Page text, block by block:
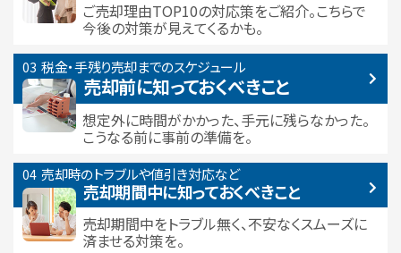
ご売却理由TOP10の対応策をご紹介。こちらで
今後の対策が見えてくるかも。
税金・手残り売却までのスケジュール
売却前に知っておくべきこと
想定外に時間がかかった、手元に残らなかった。
こうなる前に事前の準備を。
売却時のトラブルや値引き対応など
売却期間中に知っておくべきこと
売却期間中をトラブル無く、不安なくスムーズに
済ませる対策を。